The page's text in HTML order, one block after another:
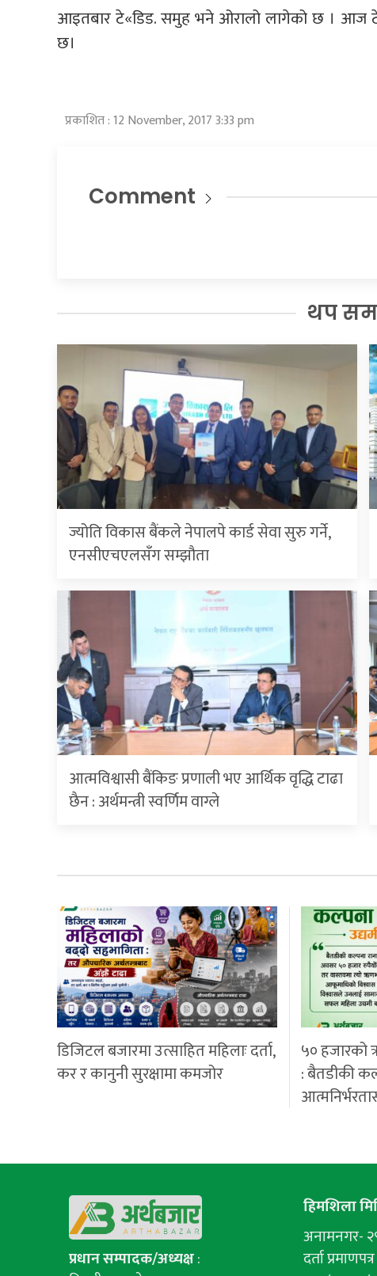
आइतबार टे«डिड. समुह भने ओरालो लागेको छ ।
छ।
प्रकाशित : 12 November, 2017 3:33 pm
Comment
थप
ज्योति विकास बैंकले नेपालपे कार्ड सेवा सुरु गर्ने,
एनसीएचएलसँग सम्झौता
आत्मविश्वासी बैंकिङ प्रणाली भए आर्थिक वृद्धि टाढा
छैन : अर्थमन्त्री स्वर्णिम वाग्ले
डिजिटल बजारमा उत्साहित महिलाः दर्ता,
कर र कानुनी सुरक्षामा कमजोर
५०
: बैतडीकी
प्रधान सम्पादक/अध्यक्ष:
हिमशिला
अनामनगर-
दर्ता